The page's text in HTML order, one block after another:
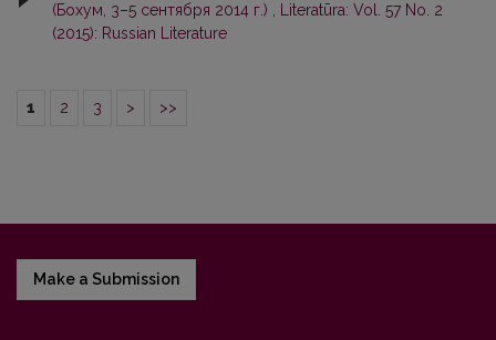
(Бохум, 3–5 сентября 2014 г.)
Literatūra: Vol. 57 No. 2
(2015): Russian Literature
1 2 3 > >>
Make a Submission